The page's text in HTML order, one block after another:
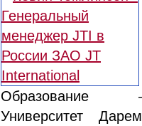
Образование
Университет